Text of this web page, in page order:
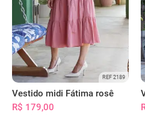
REF 2189
Vestido midi Fátima rosê
R$ 179,00